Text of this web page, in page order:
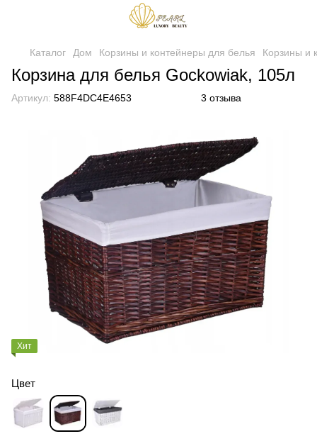
Каталог Дом Корзины и контейнеры для белья Корзины и
Корзина для белья Gockowiak, 105л
Артикул: 588F4DC4E4653 3 отзыва
Хит
Цвет